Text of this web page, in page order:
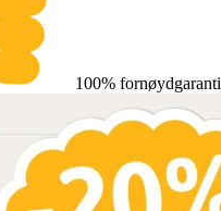
100% fornøydgaranti